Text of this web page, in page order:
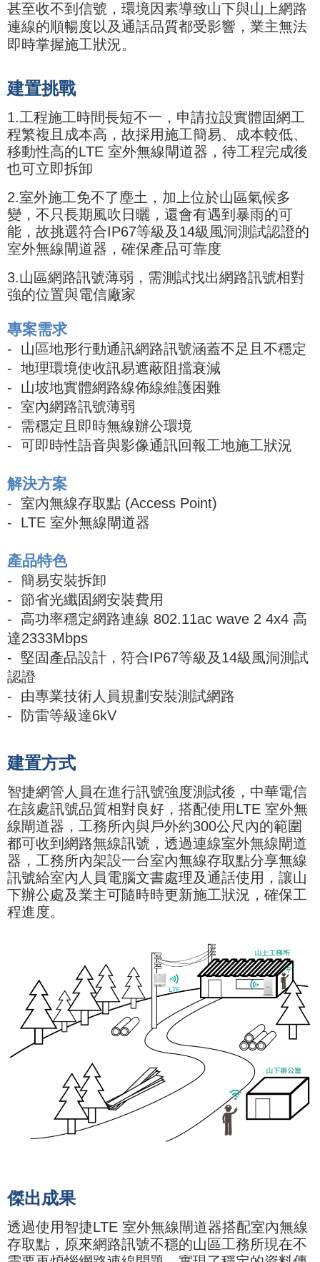
甚至收不到信號，環境因素導致山下與山上網路
連線的順暢度以及通話品質都受影響，業主無法
即時掌握施工狀況。
建置挑戰
1.工程施工時間長短不一，申請拉設實體固網工
程繁複且成本高，故採用施工簡易、成本較低、
移動性高的LTE 室外無線閘道器，待工程完成後
也可立即拆卸
2.室外施工免不了塵土，加上位於山區氣候多
變，不只長期風吹日曬，還會有遇到暴雨的可
能，故挑選符合IP67等級及14級風洞測試認證的
室外無線閘道器，確保產品可靠度
3.山區網路訊號薄弱，需測試找出網路訊號相對
強的位置與電信廠家
專案需求
- 山區地形行動通訊網路訊號涵蓋不足且不穩定
- 地理環境使收訊易遮蔽阻擋衰減
- 山坡地實體網路線佈線維護困難
- 室內網路訊號薄弱
- 需穩定且即時無線辦公環境
- 可即時性語音與影像通訊回報工地施工狀況
解決方案
- 室內無線存取點 (Access Point)
- LTE 室外無線閘道器
產品特色
- 簡易安裝拆卸
- 節省光纖固網安裝費用
- 高功率穩定網路連線 802.11ac wave 2 4x4 高
達2333Mbps
- 堅固產品設計，符合IP67等級及14級風洞測試
認證
- 由專業技術人員規劃安裝測試網路
- 防雷等級達6kV
建置方式
智捷網管人員在進行訊號強度測試後，中華電信
在該處訊號品質相對良好，搭配使用LTE 室外無
線閘道器，工務所內與戶外約300公尺內的範圍
都可收到網路無線訊號，透過連線室外無線閘道
器，工務所內架設一台室內無線存取點分享無線
訊號給室內人員電腦文書處理及通話使用，讓山
下辦公處及業主可隨時時更新施工狀況，確保工
程進度。
傑出成果
透過使用智捷LTE 室外無線閘道器搭配室內無線
存取點，原來網路訊號不穩的山區工務所現在不